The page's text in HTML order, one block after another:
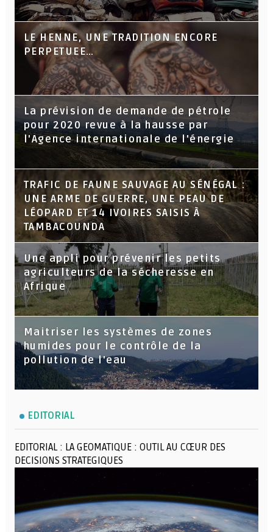
LE HENNE, UNE TRADITION ENCORE
PERPETUEE…
La prévision de demande de pétrole
pour 2020 revue à la hausse par
l'Agence internationale de l'énergie
TRAFIC DE FAUNE SAUVAGE AU SÉNÉGAL :
UNE ARME DE GUERRE, UNE PEAU DE
LÉOPARD ET 14 IVOIRES SAISIS À
TAMBACOUNDA
Une appli pour prévenir les petits
agriculteurs de la sécheresse en
Afrique
Maitriser les systèmes de zones
humides pour le contrôle de la
pollution de l'eau
EDITORIAL
EDITORIAL : LA GEOMATIQUE : OUTIL AU CŒUR DES
DECISIONS STRATEGIQUES